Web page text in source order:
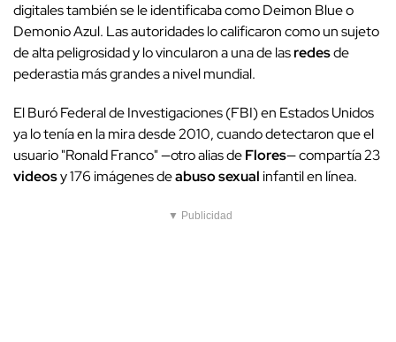
digitales también se le identificaba como Deimon Blue o
Demonio Azul. Las autoridades lo calificaron como un sujeto
de alta peligrosidad y lo vincularon a una de lasredesde
pederastia más grandes a nivel mundial.
El Buró Federal de Investigaciones (FBI) en Estados Unidos
ya lo tenía en la mira desde 2010, cuando detectaron que el
usuario "Ronald Franco" —otro alias deFlores— compartía 23
videosy 176 imágenes deabusosexualinfantil en línea.
▼ Publicidad